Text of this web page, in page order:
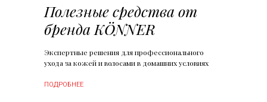
Полезные средства от
бренда KÖNNER
Экспертные решения для профессионального
ухода за кожей и волосами в домашних условиях
ПОДРОБНЕЕ